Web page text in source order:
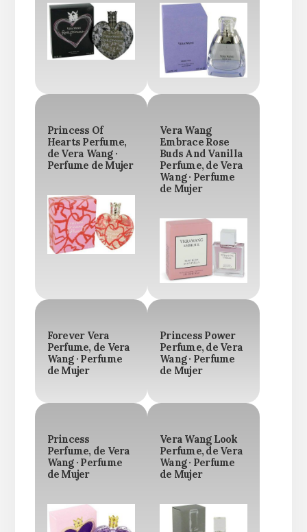
Princess Of
Hearts Perfume,
de Vera Wang ·
Perfume de Mujer
Vera Wang
Embrace Rose
Buds And Vanilla
Perfume, de Vera
Wang · Perfume
de Mujer
Forever Vera
Perfume, de Vera
Wang · Perfume
de Mujer
Princess Power
Perfume, de Vera
Wang · Perfume
de Mujer
Princess
Perfume, de Vera
Wang · Perfume
de Mujer
Vera Wang Look
Perfume, de Vera
Wang · Perfume
de Mujer